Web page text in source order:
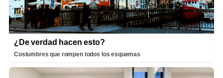
¿De verdad hacen esto?
Costumbres que rompen todos los esquemas